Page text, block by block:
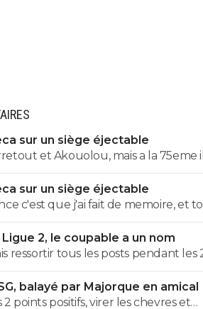
sur un siège éjectable
et Akouolou, mais a la 75eme
et tu es en position de qualifié
sur un siège éjectable
c'est que j'ai fait de memoire, et
donc 35 au lieu de 25, et 19eme
Avocat, tu serais commis
2 balles. Et en plus ce n'est pas si
y a eu 7 min de temps additionel
Et encore une fois rien a voir de
2, le coupable a un nom
ressortir tous les posts pendant les
je denoncais cet imposteur ... et
qui voulaient me faire avaler sa
...
balayé par Majorque en amical
2 points positifs, virer les chevres et